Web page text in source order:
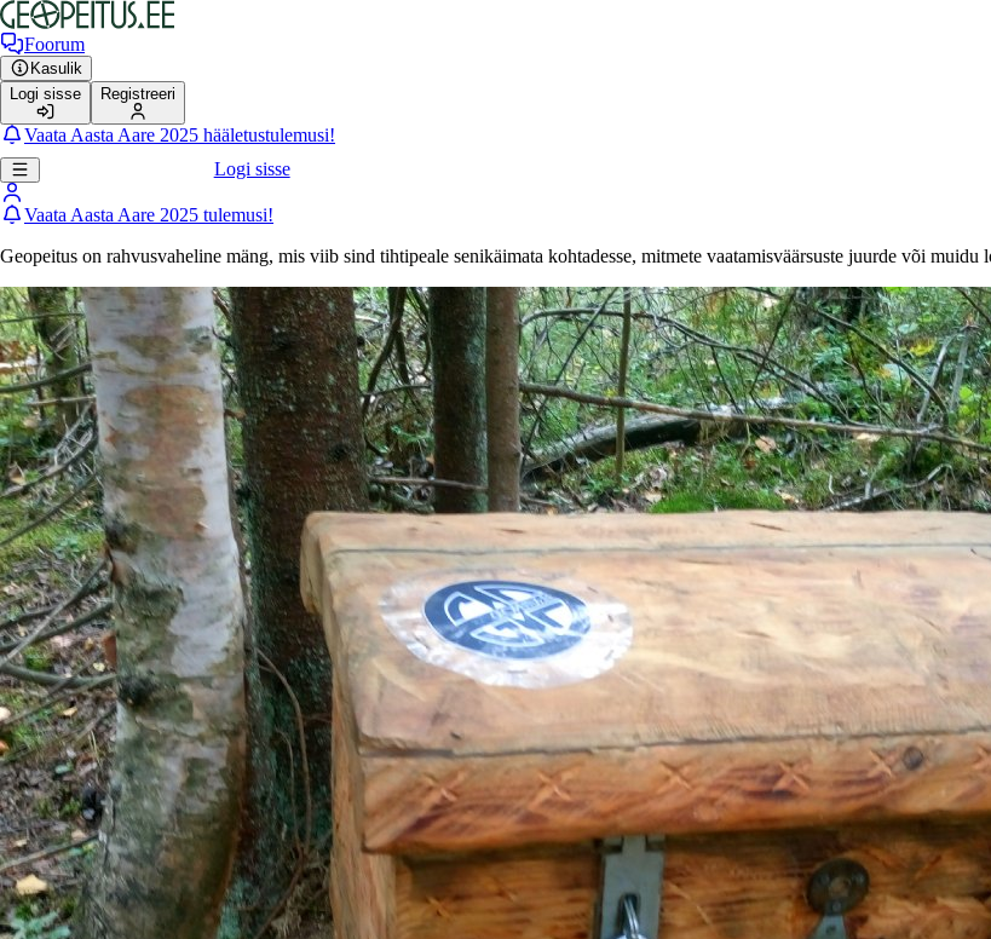
Foorum
Kasulik
Logi sisse
Registreeri
Vaata Aasta Aare 2025 hääletustulemusi!
Logi sisse
Vaata Aasta Aare 2025 tulemusi!
Geopeitus on rahvusvaheline mäng, mis viib sind tihtipeale senikäimata kohtadesse, mitmete vaatamisväärsuste juurde või muidu